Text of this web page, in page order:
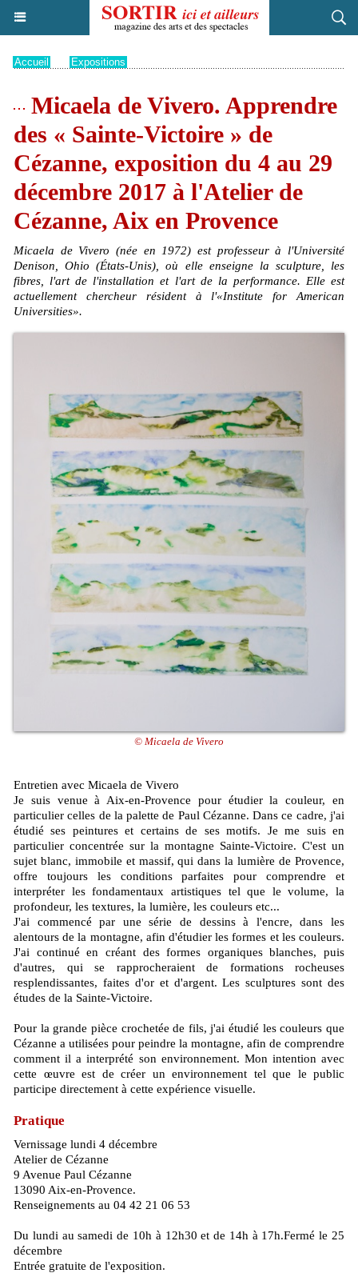
Accueil Expositions
Micaela de Vivero. Apprendre
des « Sainte-Victoire » de
Cézanne, exposition du 4 au 29
décembre 2017 à l'Atelier de
Cézanne, Aix en Provence
Micaela de Vivero (née en 1972) est professeur à l'Université
Denison, Ohio (États-Unis), où elle enseigne la sculpture, les
fibres, l'art de l'installation et l'art de la performance. Elle est
actuellement chercheur résident à l'«Institute for American
Universities».
© Micaela de Vivero
Entretien avec Micaela de Vivero
Je suis venue à Aix-en-Provence pour étudier la couleur, en
particulier celles de la palette de Paul Cézanne. Dans ce cadre, j'ai
étudié ses peintures et certains de ses motifs. Je me suis en
particulier concentrée sur la montagne Sainte-Victoire. C'est un
sujet blanc, immobile et massif, qui dans la lumière de Provence,
offre toujours les conditions parfaites pour comprendre et
interpréter les fondamentaux artistiques tel que le volume, la
profondeur, les textures, la lumière, les couleurs etc...
J'ai commencé par une série de dessins à l'encre, dans les
alentours de la montagne, afin d'étudier les formes et les couleurs.
J'ai continué en créant des formes organiques blanches, puis
d'autres, qui se rapprocheraient de formations rocheuses
resplendissantes, faites d'or et d'argent. Les sculptures sont des
études de la Sainte-Victoire.
Pour la grande pièce crochetée de fils, j'ai étudié les couleurs que
Cézanne a utilisées pour peindre la montagne, afin de comprendre
comment il a interprété son environnement. Mon intention avec
cette œuvre est de créer un environnement tel que le public
participe directement à cette expérience visuelle.
Pratique
Vernissage lundi 4 décembre
Atelier de Cézanne
9 Avenue Paul Cézanne
13090 Aix-en-Provence.
Renseignements au 04 42 21 06 53
Du lundi au samedi de 10h à 12h30 et de 14h à 17h.Fermé le 25
décembre
Entrée gratuite de l'exposition.